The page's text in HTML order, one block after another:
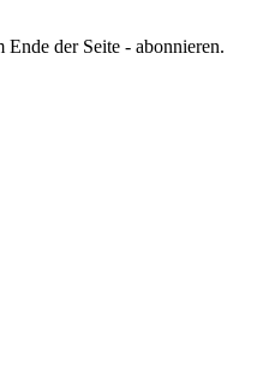
der Seite - abonnieren.